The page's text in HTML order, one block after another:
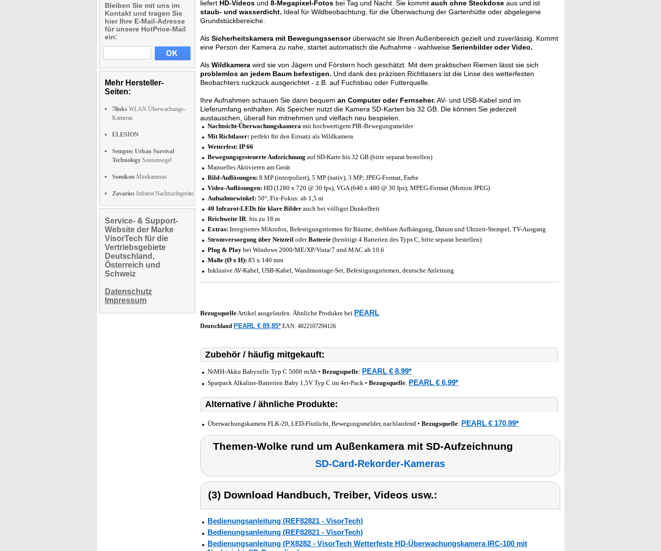
Bleiben Sie mit uns im
Kontakt und tragen Sie
hier Ihre E-Mail-Adresse
für unsere HotPrice-Mail
ein:
Mehr Hersteller-
Seiten:
7links WLAN Überwachungs-
Kameras
ELESION
Semptec Urban Survival
Technology Sonnensegel
Somikon Minikameras
Zavarius Infrarot Nachtsichtgeräte
Service- & Support-
Website der Marke
VisorTech für die
Vertriebsgebiete
Deutschland,
Österreich und
Schweiz
Datenschutz
Impressum
liefert HD-Videos und 8-Megapixel-Fotos bei Tag und Nacht. Sie kommt auch ohne Steckdose aus und ist
staub- und wasserdicht. Ideal für Wildbeobachtung, für die Überwachung der Gartenhütte oder abgelegene
Grundstückbereiche.
Als Sicherheitskamera mit Bewegungssensorüberwacht sie Ihren Außenbereich gezielt und zuverlässig. Kommt
eine Person der Kamera zu nahe, startet automatisch die Aufnahme - wahlweise Serienbilder oder Video.
Als Wildkamera wird sie von Jägern und Förstern hoch geschätzt. Mit dem praktischen Riemen lässt sie sich
problemlos an jedem Baum befestigen. Und dank des präzisen Richtlasers ist die Linse des wetterfesten
Beobachters ruckzuck ausgerichtet - z.B. auf Fuchsbau oder Futterquelle.
Ihre Aufnahmen schauen Sie dann bequem an Computer oder Fernseher. AV- und USB-Kabel sind im
Lieferumfang enthalten. Als Speicher nutzt die Kamera SD-Karten bis 32 GB. Die können Sie jederzeit
austauschen, überall hin mitnehmen und vielfach neu bespielen.
Nachtsicht-Überwachungskamera mit hochwertigem PIR-Bewegungsmelder
Mit Richtlaser: perfekt für den Einsatz als Wildkamera
Wetterfest: IP 66
Bewegungsgesteuerte Aufzeichnung auf SD-Karte bis 32 GB (bitte separat bestellen)
Manuelles Aktivieren am Gerät
Bild-Auflösungen: 8 MP (interpoliert), 5 MP (nativ), 3 MP; JPEG-Format, Farbe
Video-Auflösungen: HD (1280 x 720 @ 30 fps), VGA (640 x 480 @ 30 fps); MPEG-Format (Motion JPEG)
Aufnahmewinkel: 50°, Fix-Fokus: ab 1,5 m
40 Infrarot-LEDs für klare Bilder auch bei völliger Dunkelheit
Reichweite IR: bis zu 18 m
Extras: Integriertes Mikrofon, Befestigungsriemen für Bäume, drehbare Aufhängung, Datum und Uhrzeit-Stempel, TV-Ausgang
Stromversorgung über Netzteil oderBatterie (benötigt 4 Batterien des Typs C, bitte separat bestellen)
Plug & Play bei Windows 2000/ME/XP/Vista/7 und MAC ab 10.6
Maße (Ø x H): 85 x 140 mm
Inklusive AV-Kabel, USB-Kabel, Wandmontage-Set, Befestigungsriemen, deutsche Anleitung
BezugsquelleArtikel ausgelaufen. Ähnliche Produkte bei PEARL
Deutschland PEARL € 89,85* EAN: 4022107294126
Zubehör / häufig mitgekauft:
NiMH-Akku Babyzelle Typ C 5000 mAh • Bezugsquelle: PEARL € 8,99*
Sparpack Alkaline-Batterien Baby 1,5V Typ C im 4er-Pack • Bezugsquelle: PEARL € 6,99*
Alternative / ähnliche Produkte:
Überwachungskamera FLK-20, LED-Flutlicht, Bewegungsmelder, nachlaufend • Bezugsquelle: PEARL € 170,99*
Themen-Wolke rund um Außenkamera mit SD-Aufzeichnung
SD-Card-Rekorder-Kameras
(3) Download Handbuch, Treiber, Videos usw.:
Bedienungsanleitung (REF82821 - VisorTech)
Bedienungsanleitung (REF82821 - VisorTech)
Bedienungsanleitung (PX8282 - VisorTech Wetterfeste HD-Überwachungskamera IRC-100 mit